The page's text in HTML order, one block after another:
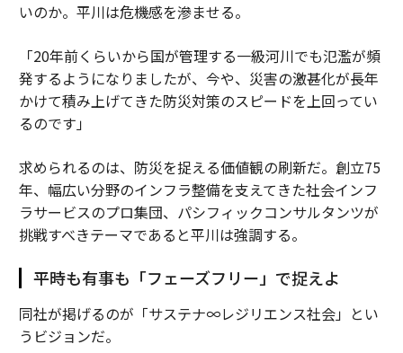
いのか。平川は危機感を滲ませる。
「20年前くらいから国が管理する一級河川でも氾濫が頻
発するようになりましたが、今や、災害の激甚化が長年
かけて積み上げてきた防災対策のスピードを上回ってい
るのです」
求められるのは、防災を捉える価値観の刷新だ。創立75
年、幅広い分野のインフラ整備を支えてきた社会インフ
ラサービスのプロ集団、パシフィックコンサルタンツが
挑戦すべきテーマであると平川は強調する。
平時も有事も「フェーズフリー」で捉えよ
同社が掲げるのが「サステナ∞レジリエンス社会」とい
うビジョンだ。